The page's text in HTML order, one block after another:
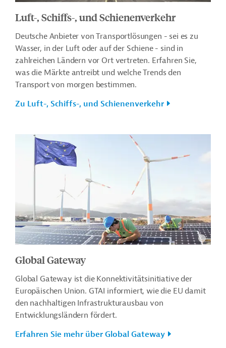
Luft-, Schiffs-, und Schienenverkehr
Deutsche Anbieter von Transportlösungen - sei es zu
Wasser, in der Luft oder auf der Schiene - sind in
zahlreichen Ländern vor Ort vertreten. Erfahren Sie,
was die Märkte antreibt und welche Trends den
Transport von morgen bestimmen.
Zu Luft-, Schiffs-, und Schienenverkehr
Global Gateway
Global Gateway ist die Konnektivitätsinitiative der
Europäischen Union. GTAI informiert, wie die EU damit
den nachhaltigen Infrastrukturausbau von
Entwicklungsländern fördert.
Erfahren Sie mehr über Global Gateway